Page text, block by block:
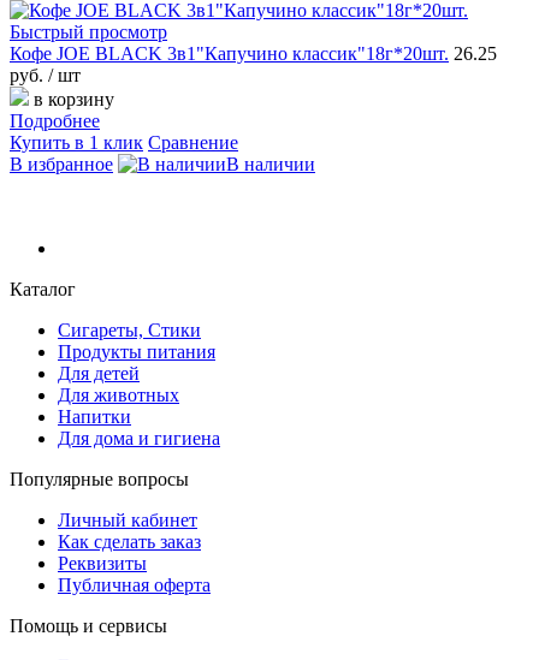
Быстрый просмотр
Кофе JOE BLACK 3в1"Капучино классик"18г*20шт. 26.25
руб. / шт
в корзину
Подробнее
Купить в 1 клик Сравнение
В избранное
В наличии
Каталог
Сигареты, Стики
Продукты питания
Для детей
Для животных
Напитки
Для дома и гигиена
Популярные вопросы
Личный кабинет
Как сделать заказ
Реквизиты
Публичная оферта
Помощь и сервисы